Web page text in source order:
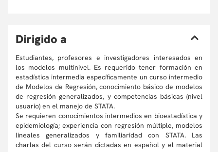
Dirigido a
Estudiantes, profesores e investigadores interesados en
los modelos multinivel. Es requerido tener formación en
estadística intermedia específicamente un curso intermedio
de Modelos de Regresión, conocimiento básico de modelos
de regresión generalizados, y competencias básicas (nivel
usuario) en el manejo de STATA.
Se requieren conocimientos intermedios en bioestadística y
epidemiología; experiencia con regresión múltiple, modelos
lineales generalizados y familiaridad con STATA. Las
charlas del curso serán dictadas en español y el material